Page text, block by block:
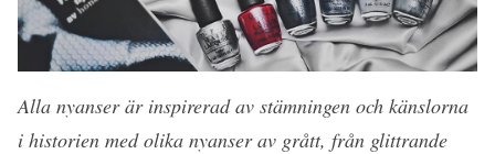
Alla nyanser är inspirerad av stämningen och känslorna
i historien med olika nyanser av grått, från glittrande